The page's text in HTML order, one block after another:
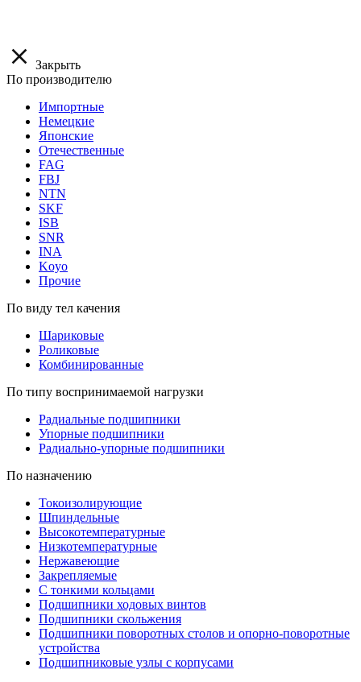
Закрыть
По производителю
Импортные
Немецкие
Японские
Отечественные
FAG
FBJ
NTN
SKF
ISB
SNR
INA
Koyo
Прочие
По виду тел качения
Шариковые
Роликовые
Комбинированные
По типу воспринимаемой нагрузки
Радиальные подшипники
Упорные подшипники
Радиально-упорные подшипники
По назначению
Токоизолирующие
Шпиндельные
Высокотемпературные
Низкотемпературные
Нержавеющие
Закрепляемые
С тонкими кольцами
Подшипники ходовых винтов
Подшипники скольжения
Подшипники поворотных столов и опорно-поворотные
устройства
Подшипниковые узлы с корпусами